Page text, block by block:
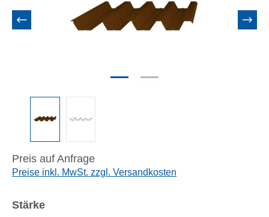
Preis auf Anfrage
Preise inkl. MwSt. zzgl. Versandkosten
Stärkeauswählen